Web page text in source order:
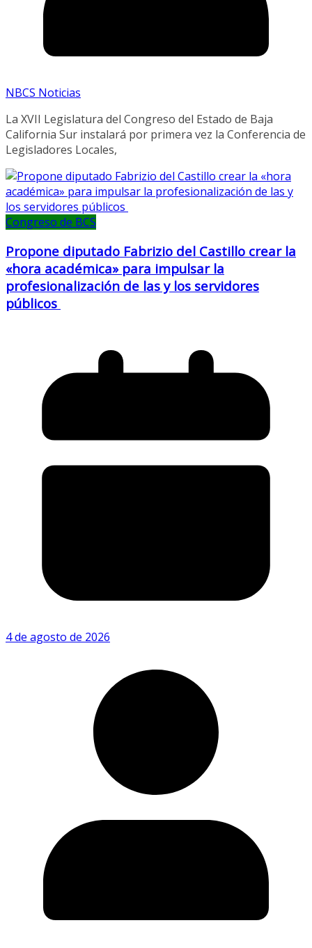
NBCS Noticias
La XVII Legislatura del Congreso del Estado de Baja
California Sur instalará por primera vez la Conferencia de
Legisladores Locales,
Congreso de BCS
Propone diputado Fabrizio del Castillo crear la
«hora académica» para impulsar la
profesionalización de las y los servidores
públicos
4 de agosto de 2026